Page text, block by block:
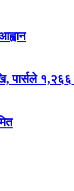
पार्सले १,२६६